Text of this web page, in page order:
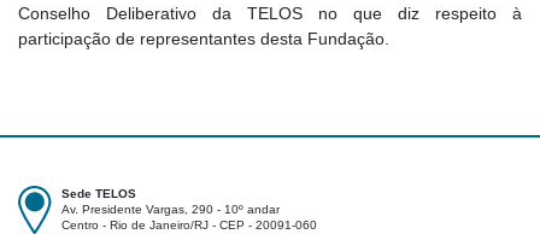
Conselho Deliberativo da TELOS no que diz respeito à
participação de representantes desta Fundação.
Sede TELOS
Av. Presidente Vargas, 290 - 10º andar
Centro - Rio de Janeiro/RJ - CEP - 20091-060